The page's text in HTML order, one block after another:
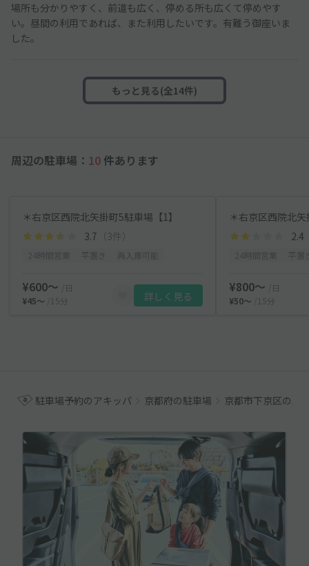
場所も分かりやすく、前道も広く、停める所も広くて停めやす
い。昼間の利用であれば、また利用したいです。有難う御座いま
した。
もっと見る(全14件)
周辺の駐車場： 10 件あります
＊右京区西院北矢掛町5駐車場【1】
3.7 （3件）
¥600〜
/日
¥45〜
/15分 詳しく見る
＊右京区西院北
2.4
¥800〜
/日
¥50〜
/15分
駐車場予約のアキッパ 京都府の駐車場 京都市下京区の駐